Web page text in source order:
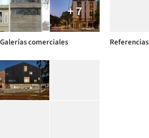
+ 7
Galerías comerciales Referencias